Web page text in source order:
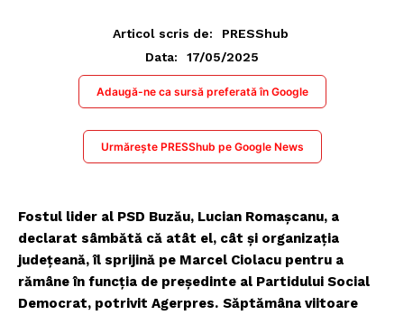
Articol scris de:
PRESShub
Data:
17/05/2025
Adaugă-ne ca sursă preferată în Google
Urmărește PRESShub pe Google News
Fostul lider al PSD Buzău, Lucian Romaşcanu, a
declarat sâmbătă că atât el, cât şi organizaţia
judeţeană, îl sprijină pe Marcel Ciolacu pentru a
rămâne în funcţia de preşedinte al Partidului Social
Democrat, potrivit Agerpres. Săptămâna viitoare